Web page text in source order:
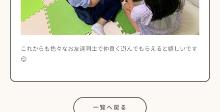
これからも色々なお友達同士で仲良く遊んでもらえると嬉しいです
😊
一覧へ戻る